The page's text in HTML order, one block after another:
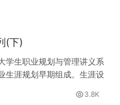
(下)
学生职业规划与管理讲义系
生涯规划早期组成。生涯设
3.8K